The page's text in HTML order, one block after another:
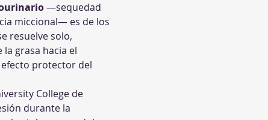
—sequedad
miccional— es de los
resuelve solo,
grasa hacia el
protector del
College de
durante la